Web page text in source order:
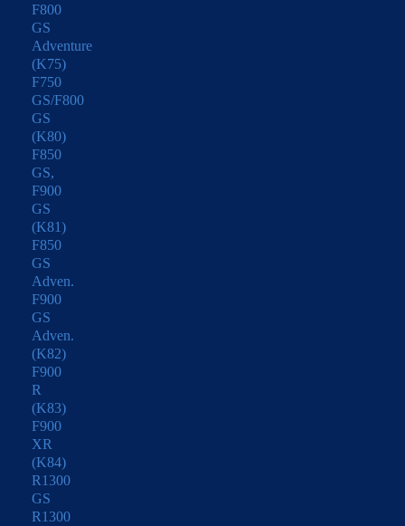
F800
GS
Adventure
(K75)
F750
GS/F800
GS
(K80)
F850
GS,
F900
GS
(K81)
F850
GS
Adven.
F900
GS
Adven.
(K82)
F900
R
(K83)
F900
XR
(K84)
R1300
GS
R1300